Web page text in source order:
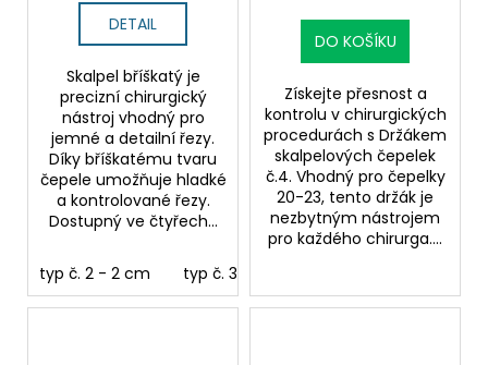
DETAIL
Skalpel bříškatý je
precizní chirurgický
nástroj vhodný pro
jemné a detailní řezy.
Díky bříškatému tvaru
čepele umožňuje hladké
a kontrolované řezy.
Dostupný ve čtyřech...
typ č. 2 - 2 cm typ č. 3 - 2,5 cm
DO KOŠÍKU
Získejte přesnost a
kontrolu v chirurgických
procedurách s Držákem
skalpelových čepelek
č.4. Vhodný pro čepelky
20-23, tento držák je
nezbytným nástrojem
pro každého chirurga....